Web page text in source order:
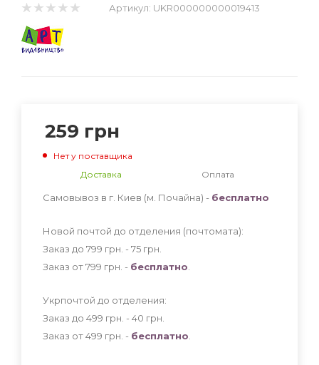
Артикул: UKR000000000019413
259 грн
Нет у поставщика
Доставка
Оплата
Самовывоз в г. Киев (м. Почайна) - бесплатно
Новой почтой до отделения (почтомата):
Заказ до 799 грн. - 75 грн
Заказ от 799 грн. - бесплатно
Укрпочтой до отделения:
Заказ до 499 грн. - 40 грн
Заказ от 499 грн. - бесплатно